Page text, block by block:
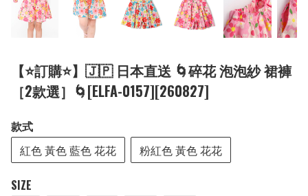
【⭐訂購⭐】🇯🇵 日本直送 🌀碎花 泡泡紗 裙褲
［2款選］🌀[ELFA-0157][260827]
款式
紅色 黃色 藍色 花花
粉紅色 黃色 花花
SIZE